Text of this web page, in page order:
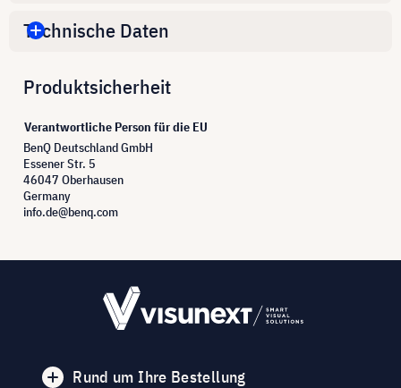
Technische Daten
Produktsicherheit
Verantwortliche Person für die EU
BenQ Deutschland GmbH
Essener Str. 5
46047 Oberhausen
Germany
info.de@benq.com
Rund um Ihre Bestellung